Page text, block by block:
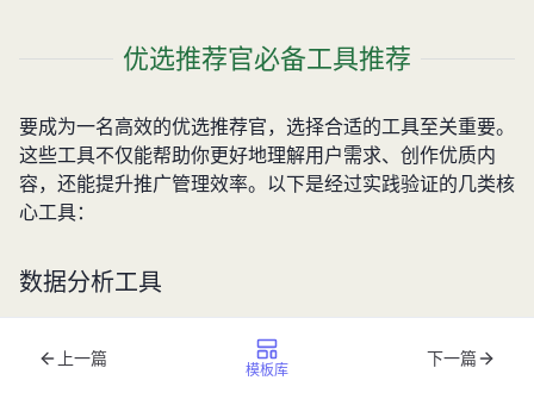
优选推荐官必备工具推荐
要成为一名高效的优选推荐官，选择合适的工具至关重要。
这些工具不仅能帮助你更好地理解用户需求、创作优质内
容，还能提升推广管理效率。以下是经过实践验证的几类核
心工具：
数据分析工具
数据分析是优选推荐官的基本功，精准的数据分析能够帮助
你洞察用户需求，优化推荐策略。目前市场上有两款工具表
上一篇
模板库
下一篇